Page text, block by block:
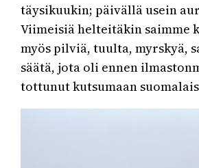
täysikuukin; päivällä usein
Viimeisiä helteitäkin saimme
myös pilviä, tuulta, myrskyä,
säätä, jota oli ennen
tottunut kutsumaan